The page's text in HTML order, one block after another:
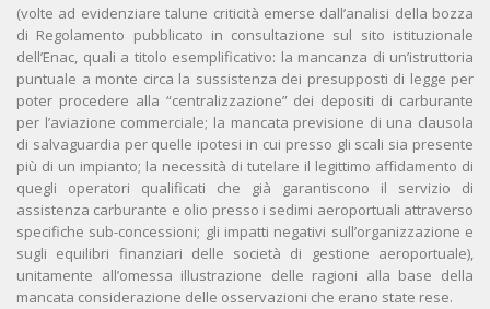
(volte ad evidenziare talune criticità emerse dall’analisi della bozza
di Regolamento pubblicato in consultazione sul sito istituzionale
dell’Enac, quali a titolo esemplificativo: la mancanza di un’istruttoria
puntuale a monte circa la sussistenza dei presupposti di legge per
poter procedere alla “centralizzazione” dei depositi di carburante
per l’aviazione commerciale; la mancata previsione di una clausola
di salvaguardia per quelle ipotesi in cui presso gli scali sia presente
più di un impianto; la necessità di tutelare il legittimo affidamento di
quegli operatori qualificati che già garantiscono il servizio di
assistenza carburante e olio presso i sedimi aeroportuali attraverso
specifiche sub-concessioni; gli impatti negativi sull’organizzazione e
sugli equilibri finanziari delle società di gestione aeroportuale),
unitamente all’omessa illustrazione delle ragioni alla base della
mancata considerazione delle osservazioni che erano state rese.